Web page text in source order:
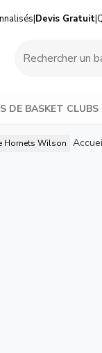
|Devis Gratuit|
DE BASKET CLUBS
Hornets Wilson